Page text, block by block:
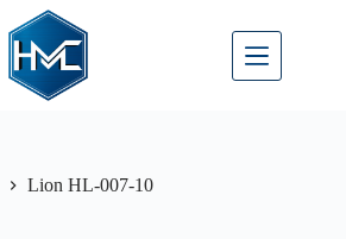
Lion HL-007-10